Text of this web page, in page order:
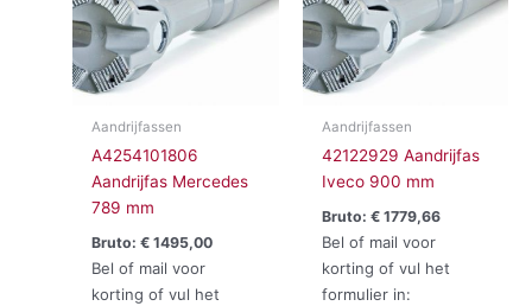
Aandrijfassen
A4254101806
Aandrijfas Mercedes
789 mm
Bruto:€ 1495,00
Bel of mail voor
korting of vul het
Aandrijfassen
42122929 Aandrijfas
Iveco 900 mm
Bruto: €1779,66
Bel of mail voor
korting of vul het
formulier in: